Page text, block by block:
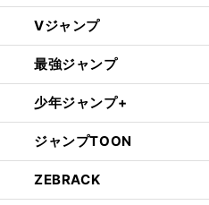
Vジャンプ
最強ジャンプ
少年ジャンプ+
ジャンプTOON
ZEBRACK